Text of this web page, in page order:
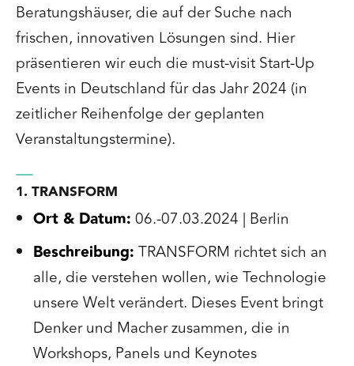
Beratungshäuser, die auf der Suche nach
frischen, innovativen Lösungen sind. Hier
präsentieren wir euch die must-visit Start-Up
Events in Deutschland für das Jahr 2024 (in
zeitlicher Reihenfolge der geplanten
Veranstaltungstermine).
1. TRANSFORM
Ort & Datum: 06.-07.03.2024 | Berlin
Beschreibung: TRANSFORM richtet sich an
alle, die verstehen wollen, wie Technologie
unsere Welt verändert. Dieses Event bringt
Denker und Macher zusammen, die in
Workshops, Panels und Keynotes